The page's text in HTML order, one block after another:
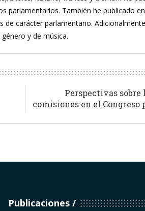
parlamentarios. También he publicado
de carácter parlamentario.
y de música.
Perspectivas
comisiones en el Congreso
Publicaciones